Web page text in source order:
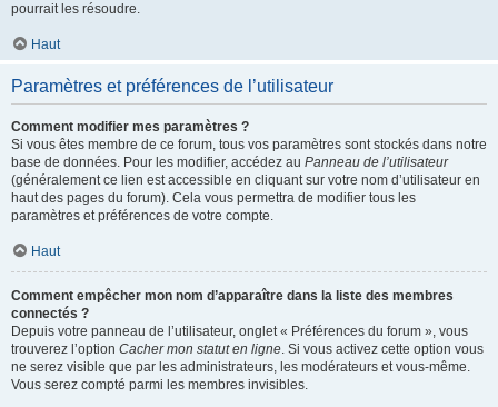
pourrait les résoudre.
Haut
Paramètres et préférences de l’utilisateur
Comment modifier mes paramètres ?
Si vous êtes membre de ce forum, tous vos paramètres sont stockés dans notre
base de données. Pour les modifier, accédez au Panneau de l’utilisateur
(généralement ce lien est accessible en cliquant sur votre nom d’utilisateur en
haut des pages du forum). Cela vous permettra de modifier tous les
paramètres et préférences de votre compte.
Haut
Comment empêcher mon nom d’apparaître dans la liste des membres
connectés ?
Depuis votre panneau de l’utilisateur, onglet « Préférences du forum », vous
trouverez l’option Cacher mon statut en ligne. Si vous activez cette option vous
ne serez visible que par les administrateurs, les modérateurs et vous-même.
Vous serez compté parmi les membres invisibles.